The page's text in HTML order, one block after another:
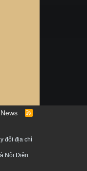
R
đổi địa chỉ
Nội Điện